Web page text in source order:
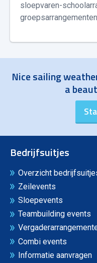
sloepvaren-
Nice sailing
a
Bedrijfsuitjes
Overzicht
Zeilevents
Sloepevents
Teambuilding events
Combi events
Informatie aanvragen